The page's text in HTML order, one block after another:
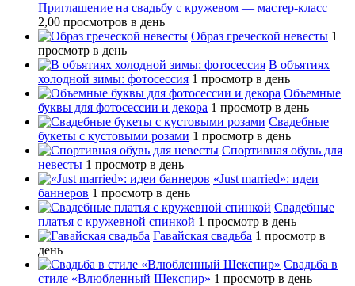
Приглашение на свадьбу с кружевом — мастер-класс
2,00 просмотров в день
Образ греческой невесты 1
просмотр в день
В объятиях
холодной зимы: фотосессия 1 просмотр в день
Объемные
буквы для фотосессии и декора 1 просмотр в день
Свадебные
букеты с кустовыми розами 1 просмотр в день
Спортивная обувь для
невесты 1 просмотр в день
«Just married»: идеи
баннеров 1 просмотр в день
Свадебные
платья с кружевной спинкой 1 просмотр в день
Гавайская свадьба 1 просмотр в
день
Свадьба в
стиле «Влюбленный Шекспир» 1 просмотр в день